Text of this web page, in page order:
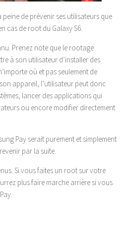
de prévenir ses utilisateurs que
cas de root du Galaxy S6.
Prenez note que le rootage
à son utilisateur d’installer des
où et pas seulement de
appareil, l’utilisateur peut donc
lancer des applications qui
ou encore modifier directement
Pay serait purement et simplement
par la suite.
Si vous faites un root sur votre
plus faire marche arrière si vous